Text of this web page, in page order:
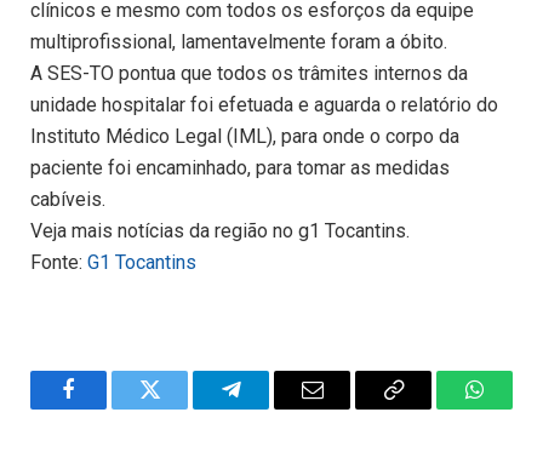
clínicos e mesmo com todos os esforços da equipe
multiprofissional, lamentavelmente foram a óbito.
A SES-TO pontua que todos os trâmites internos da
unidade hospitalar foi efetuada e aguarda o relatório do
Instituto Médico Legal (IML), para onde o corpo da
paciente foi encaminhado, para tomar as medidas
cabíveis.
Veja mais notícias da região no g1 Tocantins.
Fonte: G1 Tocantins
FacebookTwitter TelegramEmail
Copy